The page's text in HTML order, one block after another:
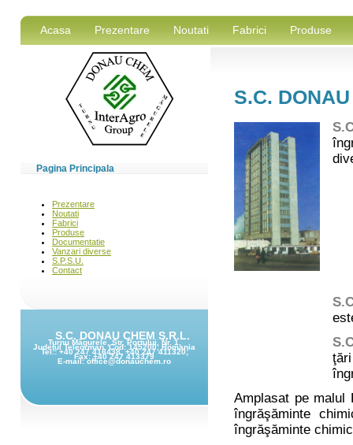
Acasa Prezentare Noutati Fabrici Produse
Pagina Principala
S.C. DONAU CHEM S.R.L.
Turnu Măgurele, Str. Portului, Nr. 1,
Judeţul Teleorman, Cod: 145200, Romania
Tel.: +40 247 416438, +40 247 411320;
Fax: +40 247 413379
E-mail: office@donauchem.ro